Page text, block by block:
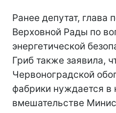
Ранее депутат, глава
Верховной Рады по
энергетической
Гриб также заявила,
Червоноградской
фабрики нуждается в
вмешательстве